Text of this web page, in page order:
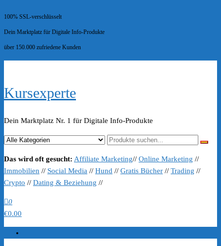
100% SSL-verschlüsselt
Dein Marktplatz für Digitale Info-Produkte
über 150.000 zufriedene Kunden
Kursexperte
Dein Marktplatz Nr. 1 für Digitale Info-Produkte
Das wird oft gesucht: Affiliate Marketing// Online Marketing //
Immobilien // Social Media // Hund // Gratis Bücher // Trading //
Crypto // Dating & Beziehung //
0
€0.00